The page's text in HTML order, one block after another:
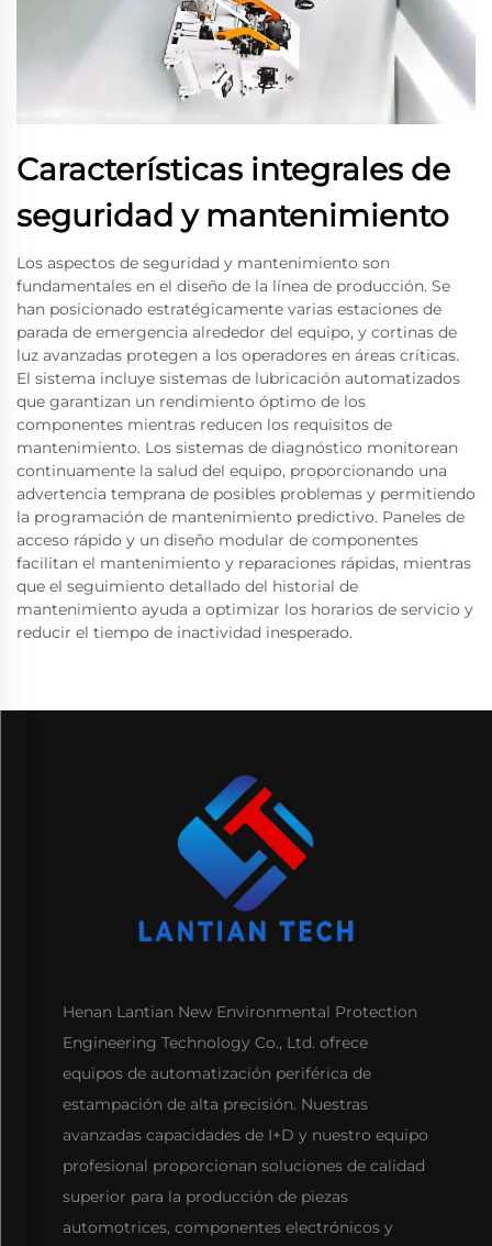
Características integrales de
seguridad y mantenimiento
Los aspectos de seguridad y mantenimiento son
fundamentales en el diseño de la línea de producción. Se
han posicionado estratégicamente varias estaciones de
parada de emergencia alrededor del equipo, y cortinas de
luz avanzadas protegen a los operadores en áreas críticas.
El sistema incluye sistemas de lubricación automatizados
que garantizan un rendimiento óptimo de los
componentes mientras reducen los requisitos de
mantenimiento. Los sistemas de diagnóstico monitorean
continuamente la salud del equipo, proporcionando una
advertencia temprana de posibles problemas y permitiendo
la programación de mantenimiento predictivo. Paneles de
acceso rápido y un diseño modular de componentes
facilitan el mantenimiento y reparaciones rápidas, mientras
que el seguimiento detallado del historial de
mantenimiento ayuda a optimizar los horarios de servicio y
reducir el tiempo de inactividad inesperado.
Henan Lantian New Environmental Protection
Engineering Technology Co., Ltd. ofrece
equipos de automatización periférica de
estampación de alta precisión. Nuestras
avanzadas capacidades de I+D y nuestro equipo
profesional proporcionan soluciones de calidad
superior para la producción de piezas
automotrices, componentes electrónicos y